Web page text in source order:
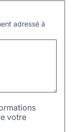
adressé à
votre